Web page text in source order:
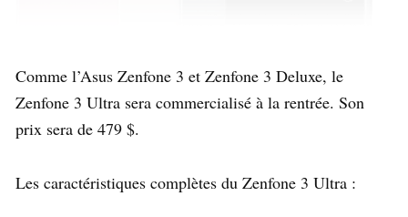
Comme l’Asus Zenfone 3 et Zenfone 3 Deluxe, le
Zenfone 3 Ultra sera commercialisé à la rentrée. Son
prix sera de 479 $.
Les caractéristiques complètes du Zenfone 3 Ultra :